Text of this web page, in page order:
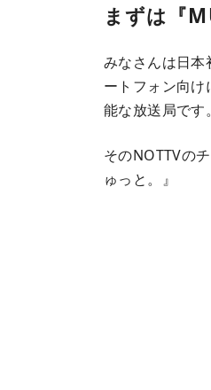
まずは『
みなさんは日本
ートフォン向
能な放送局です。
そのNOTTVの
ゅっと。』